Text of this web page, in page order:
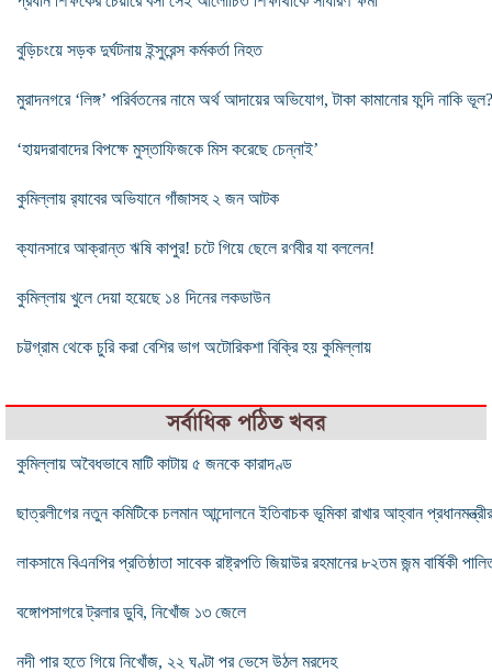
বুড়িচংয়ে সড়ক দুর্ঘটনায় ইন্সুরেন্স কর্মকর্তা নিহত
মুরাদনগরে ‘লিঙ্গ’ পরির্বতনের নামে অর্থ আদায়ের অভিযোগ, টাকা কামানোর ফন্দি নাকি ভূল?
‘হায়দরাবাদের বিপক্ষে মুস্তাফিজকে মিস করেছে চেন্নাই’
কুমিল্লায় র‌্যাবের অভিযানে গাঁজাসহ ২ জন আটক
ক্যানসারে আক্রান্ত ঋষি কাপুর! চটে গিয়ে ছেলে রণবীর যা বললেন!
কুমিল্লায় খুলে দেয়া হয়েছে ১৪ দিনের লকডাউন
চট্টগ্রাম থেকে চুরি করা বেশির ভাগ অটোরিকশা বিক্রি হয় কুমিল্লায়
সর্বাধিক পঠিত খবর
কুমিল্লায় অবৈধভাবে মাটি কাটায় ৫ জনকে কারাদণ্ড
ছাত্রলীগের নতুন কমিটিকে চলমান আন্দোলনে ইতিবাচক ভূমিকা রাখার আহ্বান প্রধানমন্ত্রীর
লাকসামে বিএনপির প্রতিষ্ঠাতা সাবেক রাষ্ট্রপতি জিয়াউর রহমানের ৮২তম জন্ম বার্ষিকী
বঙ্গোপসাগরে ট্রলার ডুবি, নিখোঁজ ১৩ জেলে
নদী পার হতে গিয়ে নিখোঁজ, ২২ ঘণ্টা পর ভেসে উঠল মরদেহ